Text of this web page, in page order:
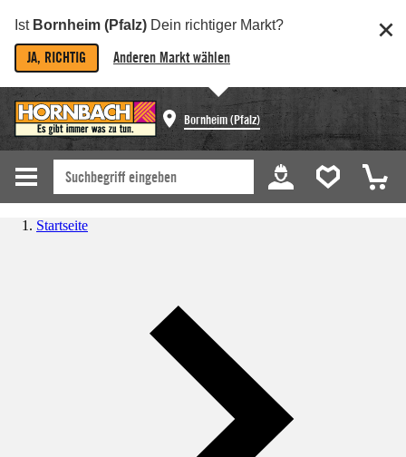
Ist Bornheim (Pfalz) Dein richtiger Markt?
JA, RICHTIG Anderen Markt wählen
Bornheim (Pfalz)
Startseite